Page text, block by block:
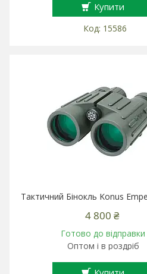
Купити
15586
Тактичний Бінокль Konus
4 800 ₴
Готово до відправки
Оптом і в роздріб